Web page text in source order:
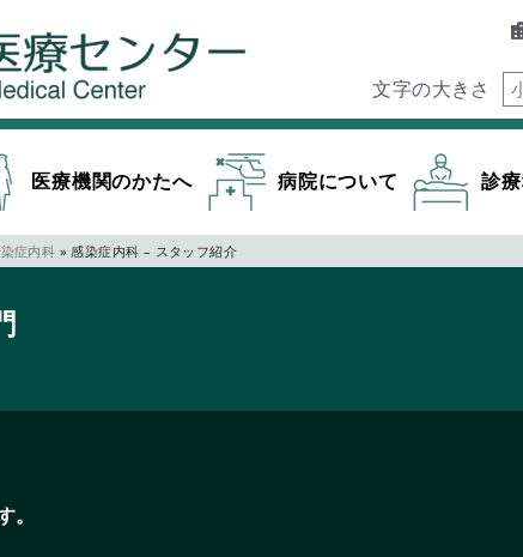
文字の大きさ
医療機関のかたへ 病院について 診
症内科 » 感染症内科 – スタッフ紹介
。